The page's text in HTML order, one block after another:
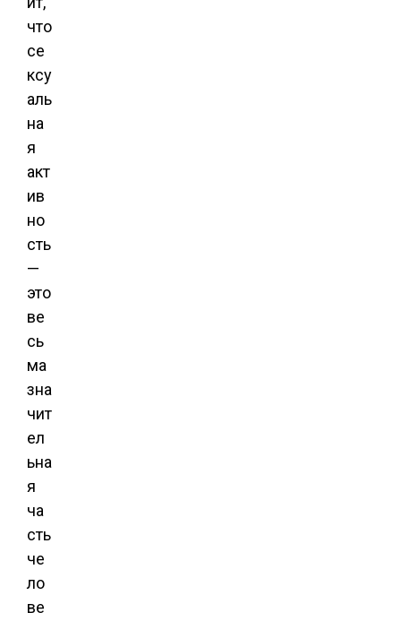
что
се
ксу
аль
на
я
акт
ив
но
сть
—
это
ве
сь
ма
зна
чит
ел
ьна
я
ча
сть
че
ло
ве